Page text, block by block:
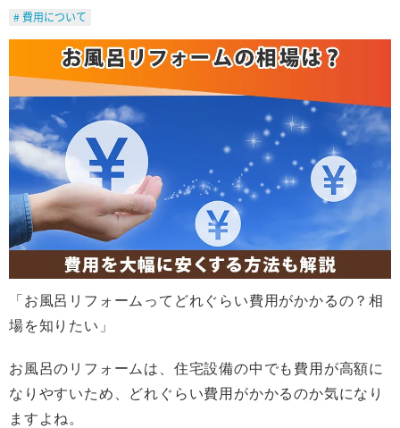
# 費用について
「お風呂リフォームってどれぐらい費用がかかるの？相
場を知りたい」
お風呂のリフォームは、住宅設備の中でも費用が高額に
なりやすいため、どれぐらい費用がかかるのか気になり
ますよね。